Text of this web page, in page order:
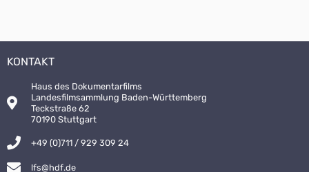
KONTAKT
Haus des Dokumentarfilms
Landesfilmsammlung Baden-Württemberg
Teckstraße 62
70190 Stuttgart
+49 (0)711 / 929 309 24
lfs@hdf.de